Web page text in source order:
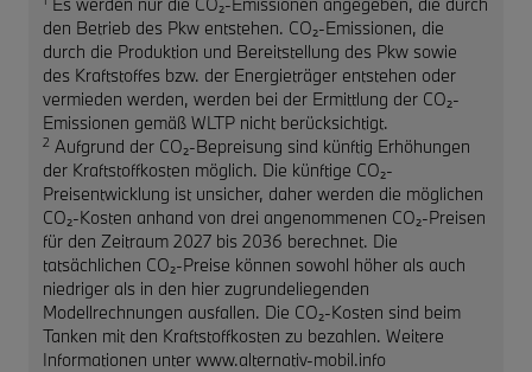
den Betrieb des Pkw entstehen. CO₂-Emissionen, die
durch die Produktion und Bereitstellung des Pkw sowie
des Kraftstoffes bzw. der Energieträger entstehen oder
vermieden werden, werden bei der Ermittlung der CO₂-
Emissionen gemäß WLTP nicht berücksichtigt.
2 Aufgrund der CO₂-Bepreisung sind künftig Erhöhungen
der Kraftstoffkosten möglich. Die künftige CO₂-
Preisentwicklung ist unsicher, daher werden die möglichen
CO₂-Kosten anhand von drei angenommenen CO₂-Preisen
für den Zeitraum 2027 bis 2036 berechnet. Die
tatsächlichen CO₂-Preise können sowohl höher als auch
niedriger als in den hier zugrundeliegenden
Modellrechnungen ausfallen. Die CO₂-Kosten sind beim
Tanken mit den Kraftstoffkosten zu bezahlen. Weitere
Informationen unter www.alternativ-mobil.info